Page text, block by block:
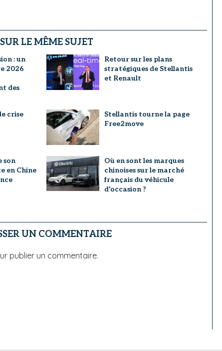
SUR LE MÊME SUJET
: un
2026
des
Retour sur les plans
stratégiques de Stellantis
et Renault
crise
Stellantis tourne la page
Free2move
son
en Chine
Où en sont les marques
chinoises sur le marché
français du véhicule
d'occasion ?
UN COMMENTAIRE
publier un commentaire.